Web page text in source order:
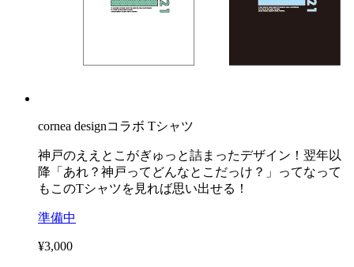
cornea designコラボ Tシャツ
神戸のええとこがぎゅっと詰まったデザイン！翌年以
降「あれ？神戸ってどんなとこだっけ？」ってなって
もこのTシャツを見れば思い出せる！
準備中
¥3,000